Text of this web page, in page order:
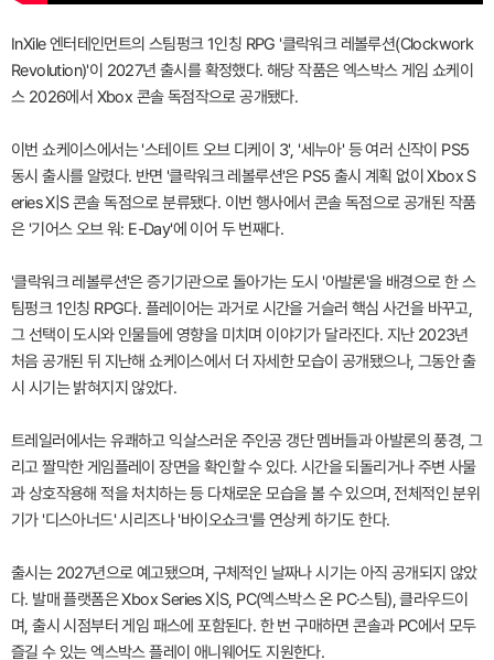
InXile 엔터테인먼트의 스팀펑크 1인칭 RPG '클락워크 레볼루션(Clockwork
Revolution)'이 2027년 출시를 확정했다. 해당 작품은 엑스박스 게임 쇼케이
스 2026에서 Xbox 콘솔 독점작으로 공개됐다.
이번 쇼케이스에서는 '스테이트 오브 디케이 3', '세누아' 등 여러 신작이 PS5
동시 출시를 알렸다. 반면 '클락워크 레볼루션'은 PS5 출시 계획 없이 Xbox S
eries X|S 콘솔 독점으로 분류됐다. 이번 행사에서 콘솔 독점으로 공개된 작품
은 '기어스 오브 워: E-Day'에 이어 두 번째다.
'클락워크 레볼루션'은 증기기관으로 돌아가는 도시 '아발론'을 배경으로 한 스
팀펑크 1인칭 RPG다. 플레이어는 과거로 시간을 거슬러 핵심 사건을 바꾸고,
그 선택이 도시와 인물들에 영향을 미치며 이야기가 달라진다. 지난 2023년
처음 공개된 뒤 지난해 쇼케이스에서 더 자세한 모습이 공개됐으나, 그동안 출
시 시기는 밝혀지지 않았다.
트레일러에서는 유쾌하고 익살스러운 주인공 갱단 멤버들과 아발론의 풍경, 그
리고 짤막한 게임플레이 장면을 확인할 수 있다. 시간을 되돌리거나 주변 사물
과 상호작용해 적을 처치하는 등 다채로운 모습을 볼 수 있으며, 전체적인 분위
기가 '디스아너드' 시리즈나 '바이오쇼크'를 연상케 하기도 한다.
출시는 2027년으로 예고됐으며, 구체적인 날짜나 시기는 아직 공개되지 않았
다. 발매 플랫폼은 Xbox Series X|S, PC(엑스박스 온 PC·스팀), 클라우드이
며, 출시 시점부터 게임 패스에 포함된다. 한 번 구매하면 콘솔과 PC에서 모두
즐길 수 있는 엑스박스 플레이 애니웨어도 지원한다.